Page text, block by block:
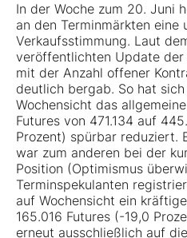
In der Woche zum 20. Juni
an den Terminmärkten eine
Verkaufsstimmung. Laut
veröffentlichten Update der
mit der Anzahl offener
deutlich bergab. So hat
Wochensicht das
Futures von 471.134 auf
Prozent) spürbar reduziert.
war zum anderen bei der
Position (Optimismus
Terminspekulanten
auf Wochensicht ein
165.016 Futures (-19,0
erneut ausschließlich auf